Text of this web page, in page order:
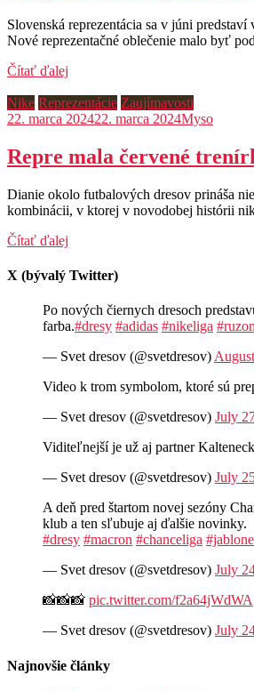
Slovenská reprezentácia sa v júni
Nové reprezentačné oblečenie malo byť
Čítať ďalej
Nike Reprezentácie Zaujímavosti
22. marca 202422. marca 2024Myso
Repre mala červené
Dianie okolo futbalových dresov prináša
kombinácii, v ktorej v novodobej histórii
Čítať ďalej
X (bývalý Twitter)
Po nových čiernych dresoch
farba.#dresy #adidas #nikeliga
— Svet dresov (@svetdresov)
Video k trom symbolom, ktoré sú
— Svet dresov (@svetdresov) July
Viditeľnejší je už aj partner
— Svet dresov (@svetdresov) July
A deň pred štartom novej sezóny
klub a ten sľubuje aj ďalšie novinky.
#dresy #macron #chanceliga
— Svet dresov (@svetdresov) July
📸📸📸 pic.twitter.com/f2a64jWdWA
— Svet dresov (@svetdresov) July
Najnovšie články